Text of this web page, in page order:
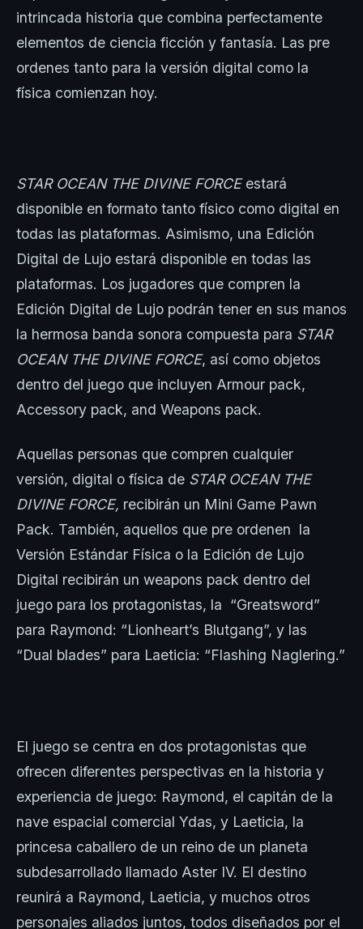
intrincada historia que combina perfectamente
elementos de ciencia ficción y fantasía. Las pre
ordenes tanto para la versión digital como la
física comienzan hoy.
STAR OCEAN THE DIVINE FORCEestará
disponible en formato tanto físico como digital en
todas las plataformas. Asimismo, una Edición
Digital de Lujo estará disponible en todas las
plataformas. Los jugadores que compren la
Edición Digital de Lujo podrán tener en sus manos
la hermosa banda sonora compuesta para STAR
OCEAN THE DIVINE FORCE, así como objetos
dentro del juego que incluyen Armour pack,
Accessory pack, and Weapons pack.
Aquellas personas que compren cualquier
versión, digital o física de STAR OCEAN THE
DIVINE FORCE, recibirán un Mini Game Pawn
Pack. También, aquellos que pre ordenen la
Versión Estándar Física o la Edición de Lujo
Digital recibirán un weapons pack dentro del
juego para los protagonistas, la “Greatsword”
para Raymond: “Lionheart’s Blutgang”, y las
“Dual blades” para Laeticia: “Flashing Naglering.”
El juego se centra en dos protagonistas que
ofrecen diferentes perspectivas en la historia y
experiencia de juego: Raymond, el capitán de la
nave espacial comercial Ydas, y Laeticia, la
princesa caballero de un reino de un planeta
subdesarrollado llamado Aster IV. El destino
reunirá a Raymond, Laeticia, y muchos otros
personajes aliados juntos, todos diseñados por el